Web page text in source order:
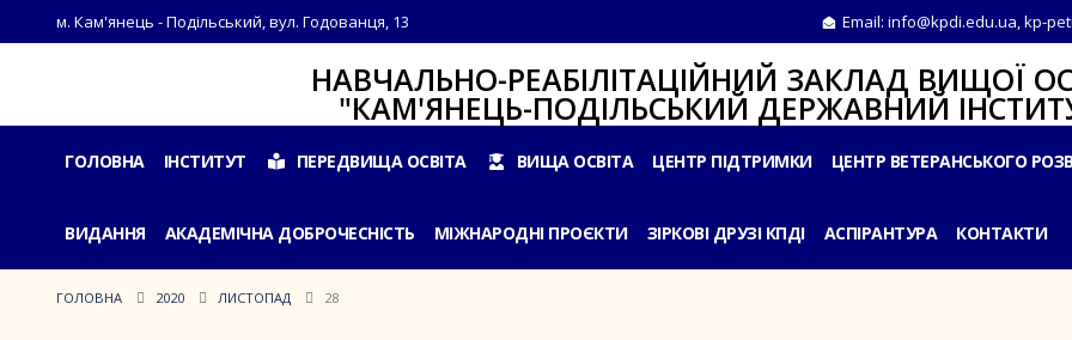
м. Кам'янець - Подільський, вул. Годованця, 13 Email: info@kpdi.edu.ua,kp-
НАВЧАЛЬНО-РЕАБІЛІТАЦІЙНИЙ ЗАКЛАД ВИЩОЇ
"КАМ'ЯНЕЦЬ-ПОДІЛЬСЬКИЙ ДЕРЖАВНИЙ
ГОЛОВНА ІНСТИТУТ ПЕРЕДВИЩА ОСВІТА ВИЩА ОСВІТА ЦЕНТР ПІДТРИМКИ ЦЕНТР ВЕТЕРАНСЬКОГО
ВИДАННЯ АКАДЕМІЧНА ДОБРОЧЕСНІСТЬ МІЖНАРОДНІ ПРОЄКТИ ЗІРКОВІ ДРУЗІ КПДІ АСПІРАНТУРА КОНТАКТИ
ГОЛОВНА 2020 ЛИСТОПАД 28